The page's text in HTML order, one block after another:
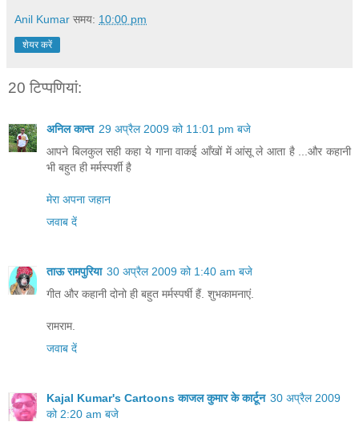
Anil Kumar समय: 10:00 pm
शेयर करें
20 टिप्‍पणियां:
अनिल कान्त 29 अप्रैल 2009 को 11:01 pm बजे
आपने बिलकुल सही कहा ये गाना वाकई आँखों में आंसू ले आता है ...और कहानी
भी बहुत ही मर्मस्पर्शी है
मेरा अपना जहान
जवाब दें
ताऊ रामपुरिया 30 अप्रैल 2009 को 1:40 am बजे
गीत और कहानी दोनो ही बहुत मर्मस्पर्षी हैं. शुभकामनाएं.
रामराम.
जवाब दें
Kajal Kumar's Cartoons काजल कुमार के कार्टून 30 अप्रैल 2009
को 2:20 am बजे